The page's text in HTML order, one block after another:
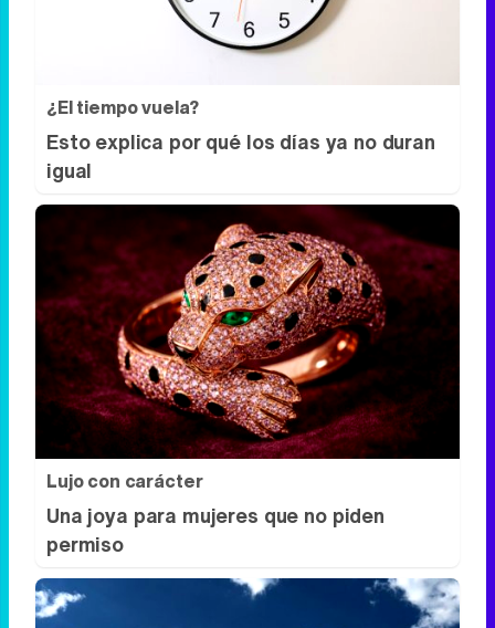
Costumbres que rompen todos los
¿El tiempo vuela?
Esto explica por qué los días ya no duran
igual